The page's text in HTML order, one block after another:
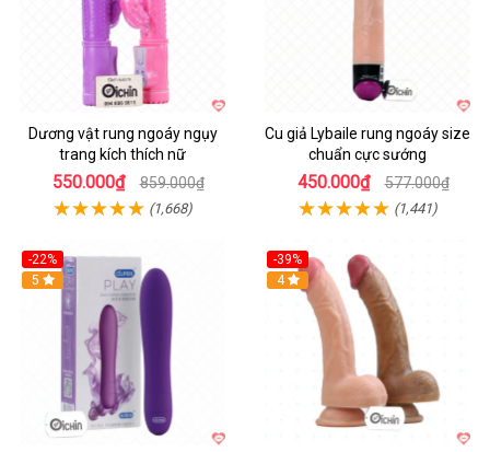
Dương vật rung ngoáy ngụy
trang kích thích nữ
550.000₫ 859.000₫
(1,668)
Cu giả Lybaile rung ngoáy size
chuẩn cực sướng
450.000₫ 577.000₫
(1,441)
-22%
Hot
5
-39%
Hot
4